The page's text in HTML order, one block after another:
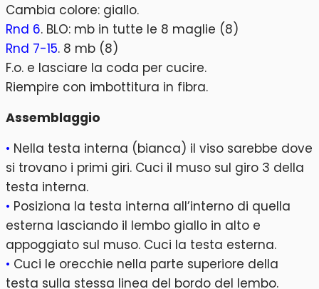
Cambia colore: giallo.
Rnd 6. BLO: mb in tutte le 8 maglie (8)
Rnd 7-15. 8 mb (8)
F.o. e lasciare la coda per cucire.
Riempire con imbottitura in fibra.
Assemblaggio
• Nella testa interna (bianca) il viso sarebbe dove
si trovano i primi giri. Cuci il muso sul giro 3 della
testa interna.
• Posiziona la testa interna all’interno di quella
esterna lasciando il lembo giallo in alto e
appoggiato sul muso. Cuci la testa esterna.
• Cuci le orecchie nella parte superiore della
testa sulla stessa linea del bordo del lembo.